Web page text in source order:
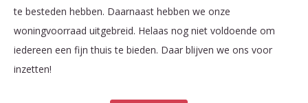
te besteden hebben. Daarnaast hebben we onze
woningvoorraad uitgebreid. Helaas nog niet voldoende om
iedereen een fijn thuis te bieden. Daar blijven we ons voor
inzetten!